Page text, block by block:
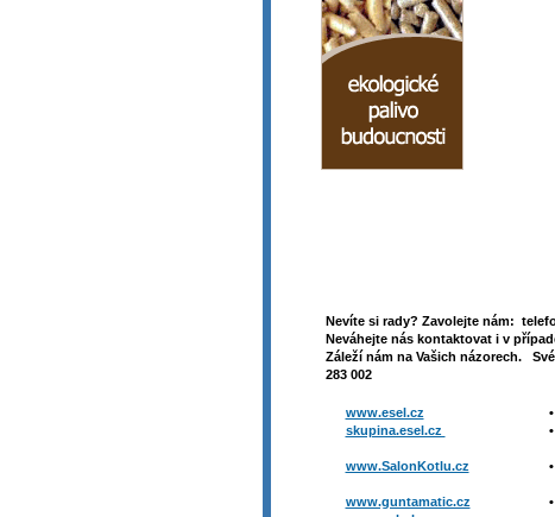
Nevíte si rady? Zavolejte nám:
Neváhejte nás kontaktovat i v
Záleží nám na Vašich názorech.
283 002
www.esel.cz
skupina.esel.cz
www.SalonKotlu.cz
www.guntamatic.cz
•
•
•
•